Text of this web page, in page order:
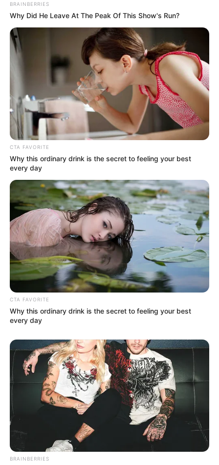
BRAINBERRIES
Why Did He Leave At The Peak Of This Show's Run?
CTA FAVORITE
Why this ordinary drink is the secret to feeling your best
every day
CTA FAVORITE
Why this ordinary drink is the secret to feeling your best
every day
BRAINBERRIES